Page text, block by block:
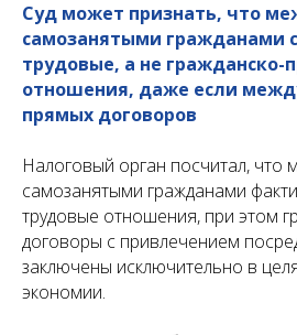
Суд может признать, что
самозанятыми гражданами
трудовые, а не гражданско-
отношения, даже если
прямых договоров
Налоговый орган посчитал, что
самозанятыми гражданами
трудовые отношения, при этом
договоры с привлечением
заключены исключительно в
экономии.